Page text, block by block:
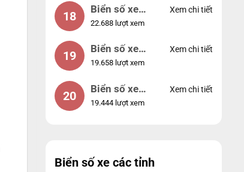
18
Biển số xe
74953
22.688 lượt xem
Xem chi tiết
19
Biển số xe
99998
19.658 lượt xem
Xem chi tiết
20
Biển số xe
25525
19.444 lượt xem
Xem chi tiết
Biển số xe các tỉnh